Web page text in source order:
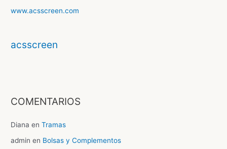
www.acsscreen.com
acsscreen
COMENTARIOS
Diana enTramas
admin en Bolsas y Complementos